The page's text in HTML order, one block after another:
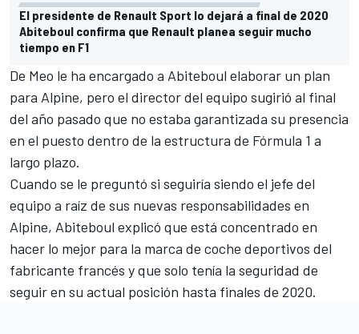
El presidente de Renault Sport lo dejará a final de 2020
Abiteboul confirma que Renault planea seguir mucho
tiempo en F1
De Meo le ha encargado a Abiteboul elaborar un plan
para Alpine, pero el director del equipo sugirió al final
del año pasado que no estaba garantizada su presencia
en el puesto dentro de la estructura de Fórmula 1 a
largo plazo.
Cuando se le preguntó si seguiría siendo el jefe del
equipo a raíz de sus nuevas responsabilidades en
Alpine, Abiteboul explicó que está concentrado en
hacer lo mejor para la marca de coche deportivos del
fabricante francés y que solo tenía la seguridad de
seguir en su actual posición hasta finales de 2020.